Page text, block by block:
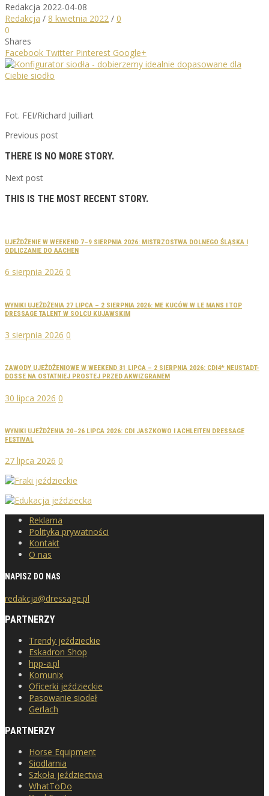
Redakcja 2022-04-08
Redakcja / 8 kwietnia 2022 / 0
0
Shares
Facebook Twitter Pinterest Google+
Fot. FEI/Richard Juilliart
Previous post
THERE IS NO MORE STORY.
Next post
THIS IS THE MOST RECENT STORY.
UJEŻDŻENIE W WEEKEND 7–9 SIERPNIA 2026: MISTRZOSTWA DOLNEGO ŚLĄSKA I
ODLICZANIE DO AACHEN
6 sierpnia 2026 0
WYNIKI UJEŻDŻENIA 27 LIPCA – 2 SIERPNIA 2026: ME KUCÓW W LE MANS I TOP
DRESSAGE TALENT W SOLCU KUJAWSKIM
3 sierpnia 2026 0
ZAWODY UJEŻDŻENIOWE W WEEKEND 31 LIPCA – 2 SIERPNIA 2026: CDI4* NEUSTADT-
DOSSE NA OSTATNIEJ PROSTEJ PRZED AKWIZGRANEM
30 lipca 2026 0
WYNIKI UJEŻDŻENIA 20–26 LIPCA 2026: CDI JASZKOWO I ACHLEITEN DRESSAGE
FESTIVAL
27 lipca 2026 0
Reklama
Polityka prywatności
Kontakt
O nas
NAPISZ DO NAS
redakcja@dressage.pl
PARTNERZY
Trendy jeździeckie
Eskadron Shop
hpp-a.pl
Komunix
Oficerki jeździeckie
Pasowanie siodeł
Gerlach
PARTNERZY
Horse Equipment
Siodlarnia
Szkoła jeździectwa
WhatToDo